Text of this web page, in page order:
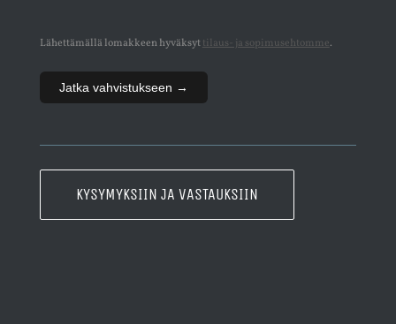
Lähettämällä lomakkeen hyväksyttilaus- ja sopimusehtomme.
Jatka vahvistukseen →
KYSYMYKSIIN JA VASTAUKSIIN